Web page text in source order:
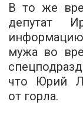
В то же
депутат
мужа во
что Юрий
от горла.